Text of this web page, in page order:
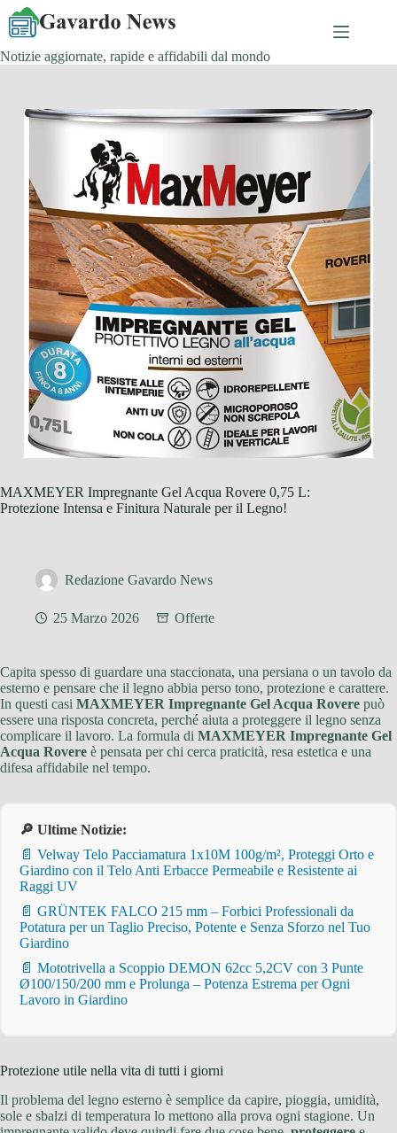
Salta
contenuto
Notizie aggiornate, rapide e affidabili dal mondo
MAXMEYER Impregnante Gel Acqua Rovere 0,75 L:
Protezione Intensa e Finitura Naturale per il Legno!
Redazione Gavardo News
25 Marzo 2026 Offerte
Capita spesso di guardare una staccionata, una persiana o un tavolo da
esterno e pensare che il legno abbia perso tono, protezione e carattere.
In questi casi MAXMEYER Impregnante Gel Acqua Rovere può
essere una risposta concreta, perché aiuta a proteggere il legno senza
complicare il lavoro. La formula di MAXMEYER Impregnante Gel
Acqua Rovere è pensata per chi cerca praticità, resa estetica e una
difesa affidabile nel tempo.
🔎 Ultime Notizie:
📄 Velway Telo Pacciamatura 1x10M 100g/m², Proteggi Orto e
Giardino con il Telo Anti Erbacce Permeabile e Resistente ai
Raggi UV
📄 GRÜNTEK FALCO 215 mm – Forbici Professionali da
Potatura per un Taglio Preciso, Potente e Senza Sforzo nel Tuo
Giardino
📄 Mototrivella a Scoppio DEMON 62cc 5,2CV con 3 Punte
Ø100/150/200 mm e Prolunga – Potenza Estrema per Ogni
Lavoro in Giardino
Protezione utile nella vita di tutti i giorni
Il problema del legno esterno è semplice da capire, pioggia, umidità,
sole e sbalzi di temperatura lo mettono alla prova ogni stagione. Un